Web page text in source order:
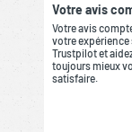
Votre avis
Votre avis
votre expérience
Trustpilot et
toujours mieux
satisfaire.